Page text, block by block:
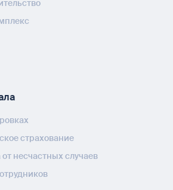
страхование
несчастных случаев